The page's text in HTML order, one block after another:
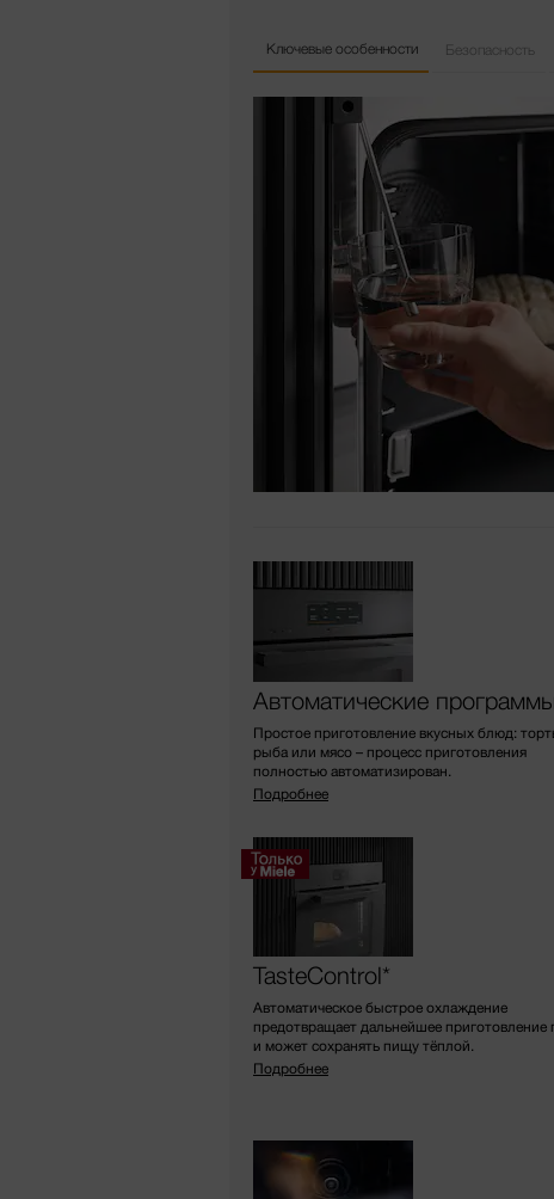
Ключевые особенности Безопасность
Автоматические программы
Простое приготовление вкусных блюд:
рыба или мясо – процесс приготовления
полностью автоматизирован.
Подробнее
TasteControl*
Автоматическое быстрое охлаждение
предотвращает дальнейшее приготовление
и может сохранять пищу тёплой.
Подробнее